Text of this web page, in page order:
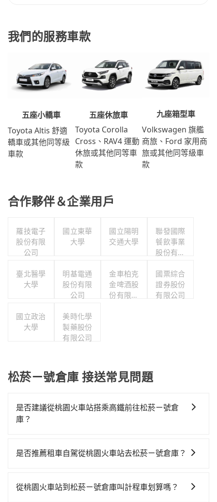
我們的服務車款
五座小轎車
Toyota Altis 舒適
轎車或其他同等級
車款
五座休旅車
Toyota Corolla
Cross、RAV4 運動
休旅或其他同等車
款
九座箱型車
Volkswagen 旗艦
商旅、Ford 家用商
旅或其他同等級車
款
合作夥伴＆企業用戶
羅技電子
股份有限
公司
國立東華
大學
國立陽明
交通大學
聯發國際
餐飲事業
股份有限
臺北醫學
大學
明基電通
股份有限
公司
金車柏克
金啤酒股
份有限公
國票綜合
證券股份
有限公司
國立政治
大學
美時化學
製藥股份
有限公司
松菸ㄧ號倉庫 接送常見問題
是否建議從桃園火車站搭乘高鐵前往松菸ㄧ號倉
庫？
鐵較貴、費時、轉車麻煩！桃園-台北雖然一天最多時有
市桃園區) 前往最靠近的桃園高鐵站，叫一輛計程車花費
是否推薦租車自駕從桃園火車站去松菸ㄧ號倉庫？
對的時間彈性，在北北基桃竹有提供甲地乙還的iRent應
從桃園火車站到松菸ㄧ號倉庫叫計程車划算嗎？